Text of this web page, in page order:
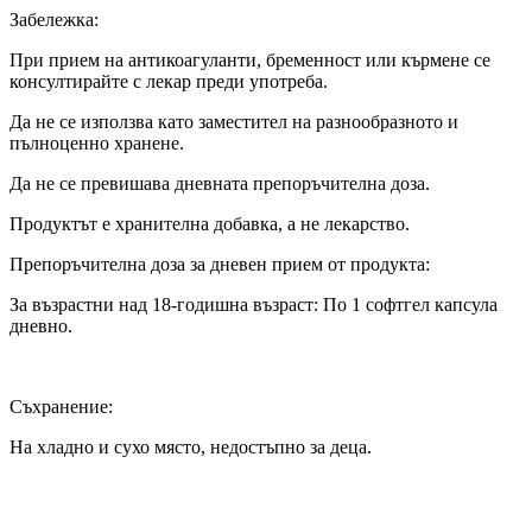
Забележка:
При прием на антикоагуланти, бременност или кърмене се
консултирайте с лекар преди употреба.
Да не се използва като заместител на разнообразното и
пълноценно хранене.
Да не се превишава дневната препоръчителна доза.
Продуктът е хранителна добавка, а не лекарство.
Препоръчителна доза за дневен прием от продукта:
За възрастни над 18-годишна възраст: По 1 софтгел капсула
дневно.
Съхранение:
На хладно и сухо място, недостъпно за деца.